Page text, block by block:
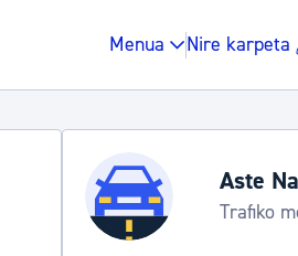
Menua Nire karpeta
Aste
Trafiko